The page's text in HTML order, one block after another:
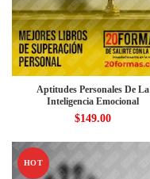
Aptitudes Personales De La
Inteligencia Emocional
$149.00
HOT